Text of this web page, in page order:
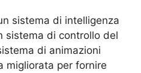
sistema di intelligenza
sistema di controllo del
di animazioni
migliorata per fornire